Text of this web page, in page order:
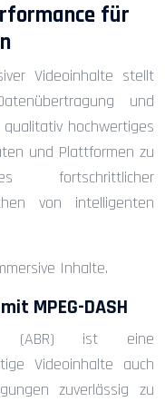
für
Videoinhalte stellt
und
hochwertiges
und Plattformen zu
fortschrittlicher
von intelligenten
Inhalte.
MPEG-DASH
(ABR) ist eine
Videoinhalte auch
zuverlässig zu